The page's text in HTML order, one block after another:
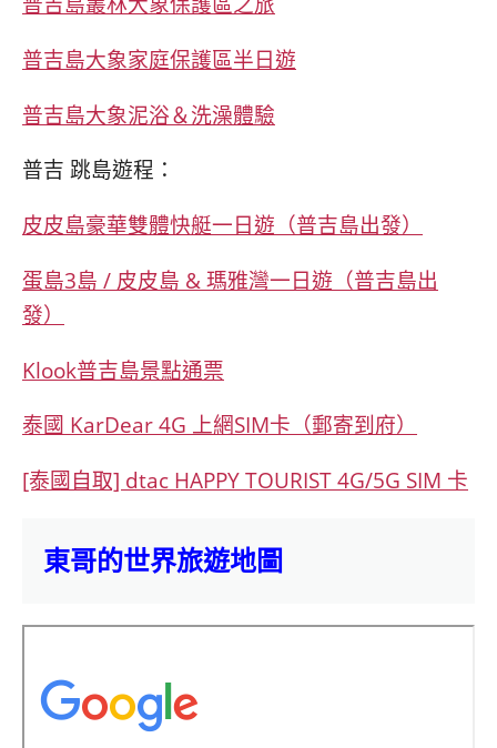
普吉島大象家庭保護區半日遊
普吉島大象泥浴＆洗澡體驗
普吉 跳島遊程：
皮皮島豪華雙體快艇一日遊（普吉島出發）
蛋島3島 / 皮皮島 & 瑪雅灣一日遊（普吉島出
發）
Klook普吉島景點通票
泰國 KarDear 4G 上網SIM卡（郵寄到府）
[泰國自取] dtac HAPPY TOURIST 4G/5G SIM 卡
東哥的世界旅遊地圖